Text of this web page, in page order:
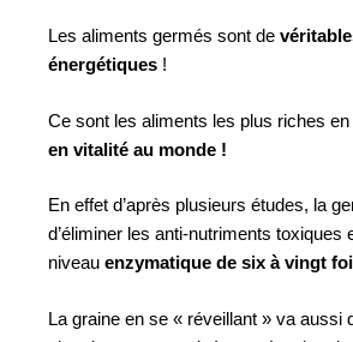
Les aliments germés sont de
énergétiques !
Ce sont les aliments les plus riches en
en vitalité au monde !
En effet d’après plusieurs études, la
d’éliminer les anti-nutriments toxiques
niveau enzymatique de six à vingt
La graine en se « réveillant » va aussi